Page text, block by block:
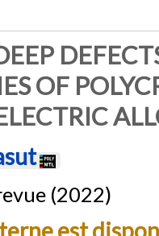
OF
(2022)
est